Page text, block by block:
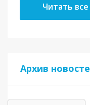
Читать
Архив